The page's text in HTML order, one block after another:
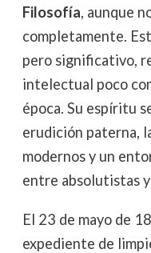
Filosofía, aunque
completamente.
pero significativo,
intelectual poco
época. Su espíritu
erudición paterna,
modernos y un
entre absolutistas
El 23 de mayo de
expediente de